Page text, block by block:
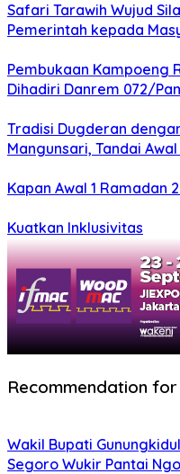
Safari Tarawih Wujud
Pemerintah kepada
Pembukaan Kampoeng
Dihadiri Danrem 072/
Tradisi Dugderan
Mangunsari, Tandai
Kapan Awal 1 Ramadan
Kuatkan Inklusivitas
Recommendation for
Wakil Bupati
Segoro Wukir Pantai